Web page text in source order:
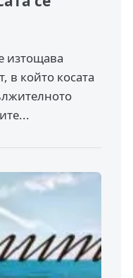
изтощава
в който косата